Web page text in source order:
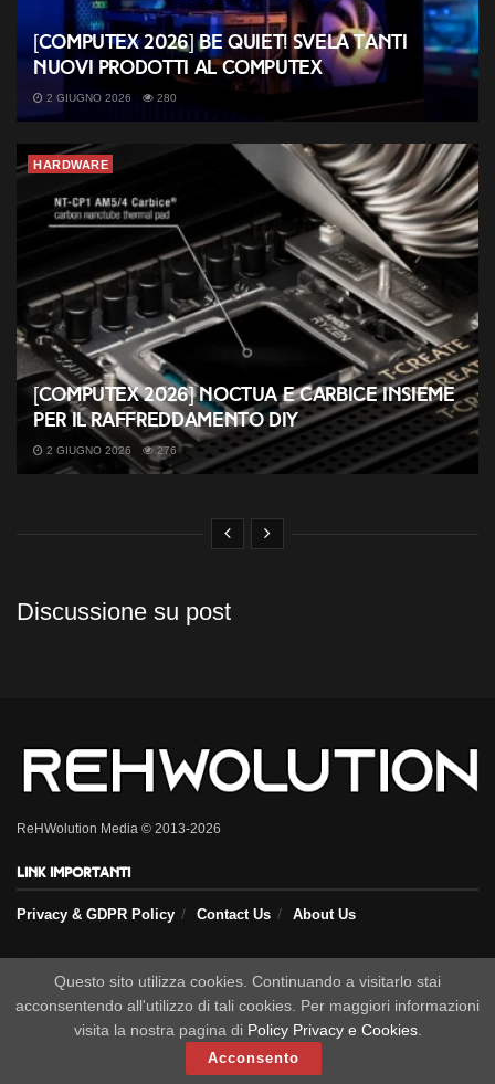
[COMPUTEX 2026] be quiet! svela tanti
nuovi prodotti al Computex
2 GIUGNO 2026 280
HARDWARE
[COMPUTEX 2026] Noctua e Carbice insieme
per il raffreddamento DIY
2 GIUGNO 2026 276
Discussione su post
ReHWolution Media © 2013-2026
Link importanti
Privacy & GDPR Policy Contact Us About Us
Seguici sui nostri social
Questo sito utilizza cookies. Continuando a visitarlo stai
acconsentendo all'utilizzo di tali cookies. Per maggiori informazioni
visita la nostra pagina di Policy Privacy e Cookies.
Acconsento